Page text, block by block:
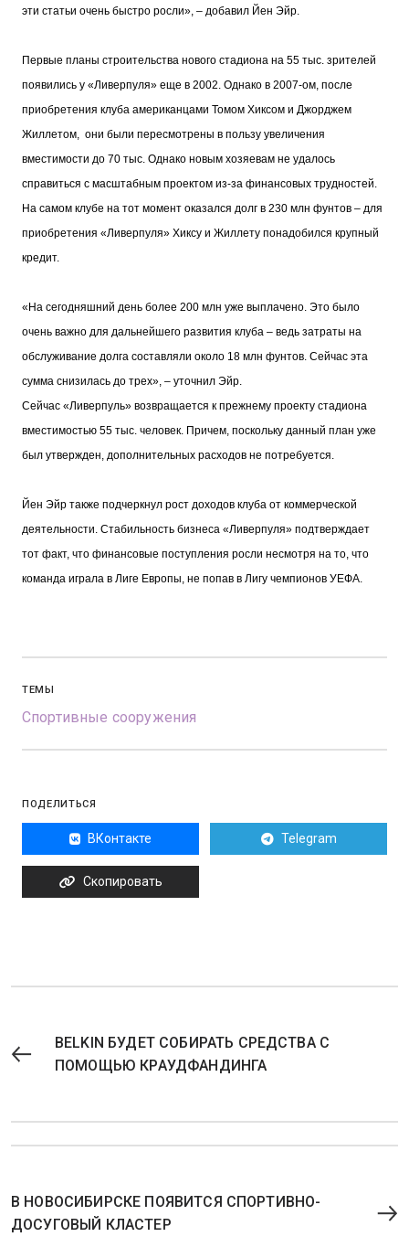
эти статьи очень быстро росли», – добавил Йен Эйр.
Первые планы строительства нового стадиона на 55 тыс. зрителей
появились у «Ливерпуля» еще в 2002. Однако в 2007-ом, после
приобретения клуба американцами Томом Хиксом и Джорджем
Жиллетом, они были пересмотрены в пользу увеличения
вместимости до 70 тыс. Однако новым хозяевам не удалось
справиться с масштабным проектом из-за финансовых трудностей.
На самом клубе на тот момент оказался долг в 230 млн фунтов – для
приобретения «Ливерпуля» Хиксу и Жиллету понадобился крупный
кредит.
«На сегодняшний день более 200 млн уже выплачено. Это было
очень важно для дальнейшего развития клуба – ведь затраты на
обслуживание долга составляли около 18 млн фунтов. Сейчас эта
сумма снизилась до трех», – уточнил Эйр.
Сейчас «Ливерпуль» возвращается к прежнему проекту стадиона
вместимостью 55 тыс. человек. Причем, поскольку данный план уже
был утвержден, дополнительных расходов не потребуется.
Йен Эйр также подчеркнул рост доходов клуба от коммерческой
деятельности. Стабильность бизнеса «Ливерпуля» подтверждает
тот факт, что финансовые поступления росли несмотря на то, что
команда играла в Лиге Европы, не попав в Лигу чемпионов УЕФА.
ТЕМЫ
Спортивные сооружения
ПОДЕЛИТЬСЯ
ВКонтакте Telegram
Скопировать
BELKIN БУДЕТ СОБИРАТЬ СРЕДСТВА С
ПОМОЩЬЮ КРАУДФАНДИНГА
В НОВОСИБИРСКЕ ПОЯВИТСЯ СПОРТИВНО-
ДОСУГОВЫЙ КЛАСТЕР